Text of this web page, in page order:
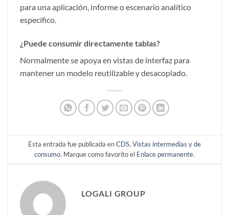
para una aplicación, informe o escenario analítico
específico.
¿Puede consumir directamente tablas?
Normalmente se apoya en vistas de interfaz para
mantener un modelo reutilizable y desacoplado.
Esta entrada fue publicada enCDS, Vistas intermedias y de
consumo. Marque como favorito el Enlace permanente.
LOGALI GROUP